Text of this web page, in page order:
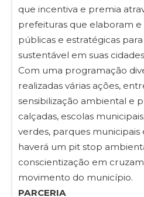
que incentiva e premia
prefeituras que elaboram
públicas e estratégicas
sustentável em suas
Com uma programação
realizadas várias ações,
sensibilização ambiental e
calçadas, escolas
verdes, parques
haverá um pit stop
conscientização em
movimento do município.
PARCERIA